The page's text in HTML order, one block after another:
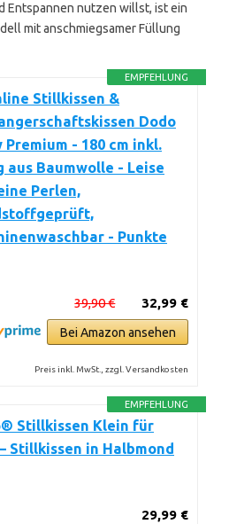
Entspannen nutzen willst, ist ein
mit anschmiegsamer Füllung
EMPFEHLUNG
Stillkissen &
Dodo
Premium - 180 cm inkl.
aus Baumwolle - Leise
Perlen,
- Punkte
32,99 €
39,90 €
Bei Amazon ansehen
Preis inkl. MwSt., zzgl. Versandkosten
EMPFEHLUNG
Stillkissen Klein für
Stillkissen in Halbmond
29,99 €